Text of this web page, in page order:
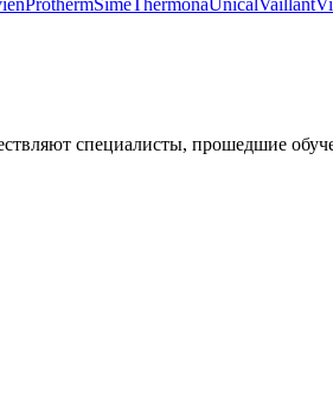
ProthermSimeThermonaUnicalVaillant
специалисты, прошедшие